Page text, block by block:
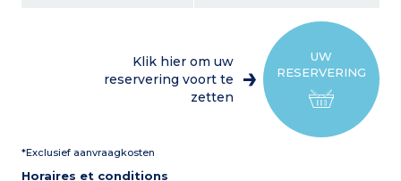
UW
RESERVERING
Klik hier om uw
reservering voort te
zetten
*Exclusief aanvraagkosten
Horaires et conditions